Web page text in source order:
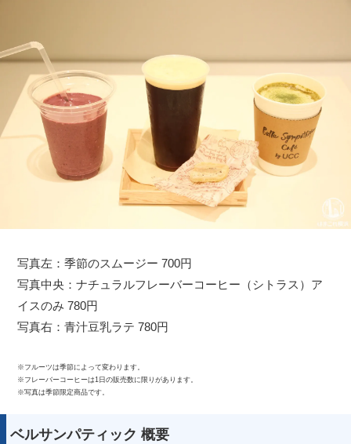
写真左：季節のスムージー 700円
写真中央：ナチュラルフレーバーコーヒー（シトラス）ア
イスのみ 780円
写真右：青汁豆乳ラテ 780円
※フルーツは季節によって変わります。
※フレーバーコーヒーは1日の販売数に限りがあります。
※写真は季節限定商品です。
ベルサンパティック 概要